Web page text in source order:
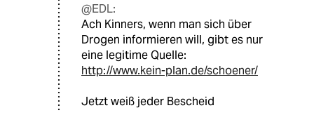
@EDL:
Ach Kinners, wenn man sich über
Drogen informieren will, gibt es nur
eine legitime Quelle:
http://www.kein-plan.de/schoener/
Jetzt weiß jeder Bescheid